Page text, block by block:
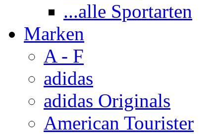
...alle Sportarten
Marken
A - F
adidas
adidas Originals
American Tourister